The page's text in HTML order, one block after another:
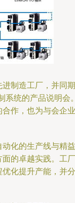
制造工厂，并同期
系统的产品说明会
作，也为与会企业
化的生产线与精益
的卓越实践。工厂
化提升产能，并分